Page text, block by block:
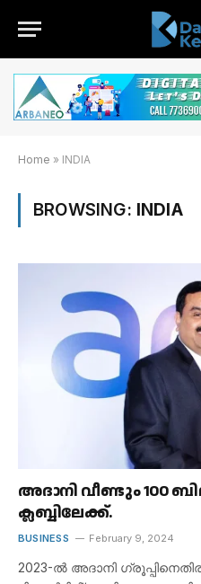
Home » INDIA
BROWSING: INDIA
അദാനി വീണ്ടും 100
ക്ലബ്ബിലേക്ക്.
BUSINESS February 9, 2024
2023-ൽ അദാനി